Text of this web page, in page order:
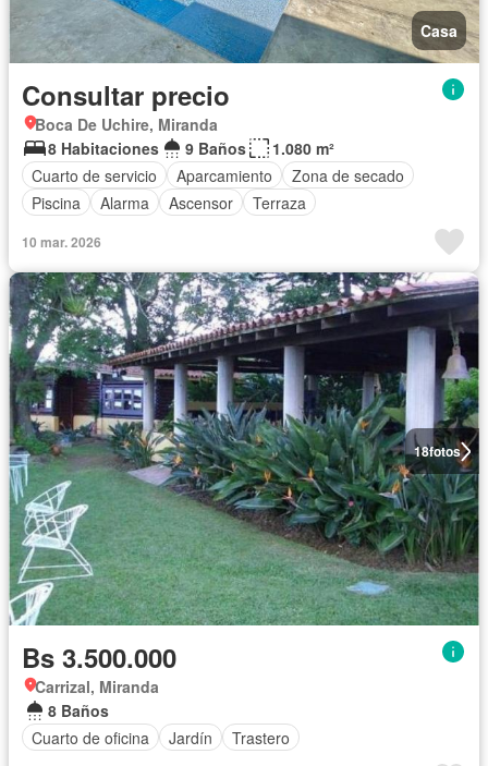
Casa
Consultar precio
Boca De Uchire, Miranda
8 Habitaciones
9 Baños
1.080 m²
Cuarto de servicio
Aparcamiento
Zona de secado
Piscina
Alarma Ascensor Terraza
10 mar. 2026
18fotos
Bs 3.500.000
Carrizal, Miranda
8 Baños
Cuarto de oficina
Jardín Trastero